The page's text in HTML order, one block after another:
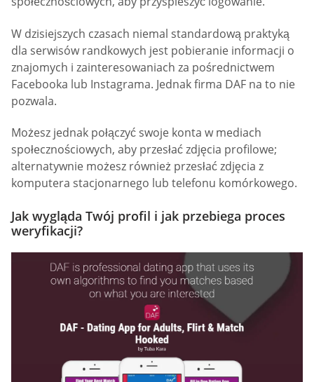
W dzisiejszych czasach niemal standardową praktyką
dla serwisów randkowych jest pobieranie informacji o
znajomych i zainteresowaniach za pośrednictwem
Facebooka lub Instagrama. Jednak firma DAF na to nie
pozwala.
Możesz jednak połączyć swoje konta w mediach
społecznościowych, aby przesłać zdjęcia profilowe;
alternatywnie możesz również przesłać zdjęcia z
komputera stacjonarnego lub telefonu komórkowego.
Jak wygląda Twój profil i jak przebiega proces
weryfikacji?